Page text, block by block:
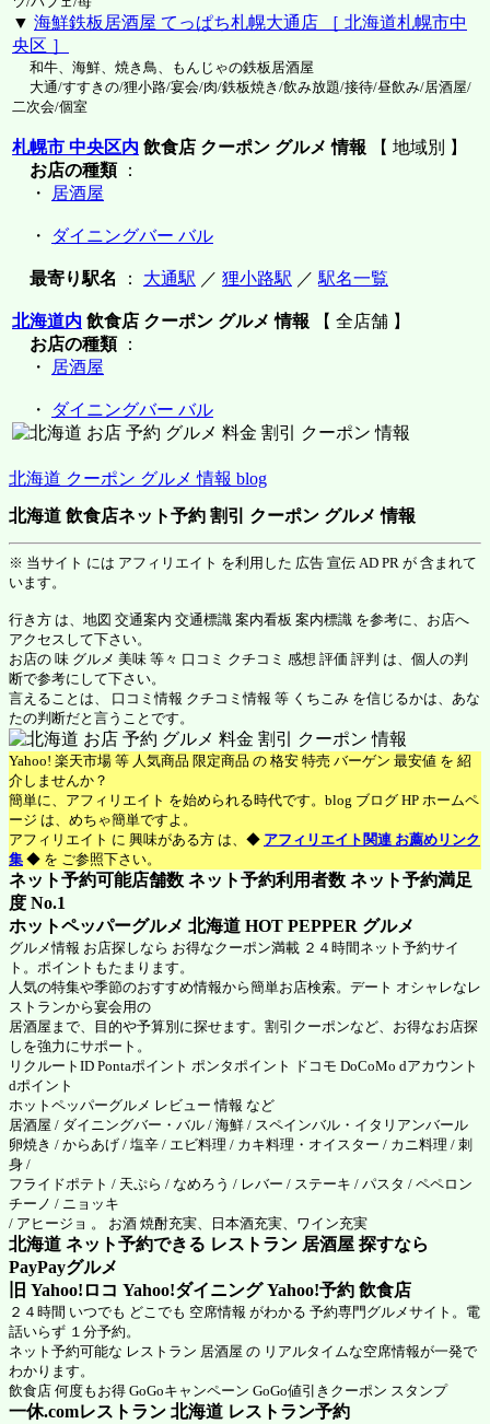
▼ 海鮮鉄板居酒屋 てっぱち札幌大通店 ［ 北海道札幌市中
央区 ］
和牛、海鮮、焼き鳥、もんじゃの鉄板居酒屋
大通/すすきの/狸小路/宴会/肉/鉄板焼き/飲み放題/接待/昼飲み/居酒屋/
二次会/個室
札幌市 中央区内 飲食店 クーポン グルメ 情報 【 地域別 】
お店の種類：
・
居酒屋
・ ダイニングバー バル
最寄り駅名 ： 大通駅 ／ 狸小路駅 ／ 駅名一覧
北海道内 飲食店 クーポン グルメ 情報 【 全店舗 】
お店の種類：
・
居酒屋
・ ダイニングバー バル
北海道 クーポン グルメ 情報 blog
北海道 飲食店ネット予約 割引 クーポン グルメ 情報
※ 当サイト には アフィリエイト を利用した 広告 宣伝 AD PR が 含まれて
います。
行き方 は、地図 交通案内 交通標識 案内看板 案内標識 を参考に、お店へ
アクセスして下さい。
お店の 味 グルメ 美味 等々 口コミ クチコミ 感想 評価 評判 は、個人の判
断で参考にして下さい。
言えることは、 口コミ情報 クチコミ情報 等 くちこみ を信じるかは、あな
たの判断だと言うことです。
Yahoo! 楽天市場 等 人気商品 限定商品 の 格安 特売 バーゲン 最安値 を 紹
介しませんか？
簡単に、アフィリエイト を始められる時代です。blog ブログ HP ホームペ
ージ は、めちゃ簡単ですよ。
アフィリエイト に 興味がある方 は、◆ アフィリエイト関連 お薦めリンク
集 ◆ を ご参照下さい。
ネット予約可能店舗数 ネット予約利用者数 ネット予約満足
度 No.1
ホットペッパーグルメ 北海道 HOT PEPPER グルメ
グルメ情報 お店探しなら お得なクーポン満載 ２４時間ネット予約サイ
ト。ポイントもたまります。
人気の特集や季節のおすすめ情報から簡単お店検索。デート オシャレなレ
ストランから宴会用の
居酒屋まで、目的や予算別に探せます。割引クーポンなど、お得なお店探
しを強力にサポート。
リクルートID Pontaポイント ポンタポイント ドコモ DoCoMo dアカウント
dポイント
ホットペッパーグルメ レビュー 情報 など
居酒屋 / ダイニングバー・バル / 海鮮 / スペインバル・イタリアンバール
卵焼き / からあげ / 塩辛 / エビ料理 / カキ料理・オイスター / カニ料理 / 刺
身 /
フライドポテト / 天ぷら / なめろう / レバー / ステーキ / パスタ / ペペロン
チーノ / ニョッキ
/ アヒージョ 。 お酒 焼酎充実、日本酒充実、ワイン充実
北海道 ネット予約できる レストラン 居酒屋 探すなら
PayPayグルメ
旧 Yahoo!ロコ Yahoo!ダイニング Yahoo!予約 飲食店
２４時間 いつでも どこでも 空席情報 がわかる 予約専門グルメサイト。電
話いらず １分予約。
ネット予約可能な レストラン 居酒屋 の リアルタイムな空席情報が一発で
わかります。
飲食店 何度もお得 GoGoキャンペーン GoGo値引きクーポン スタンプ
一休.comレストラン 北海道 レストラン予約